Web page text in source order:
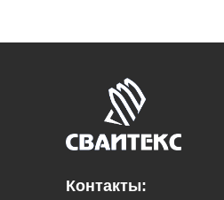
Контакты: